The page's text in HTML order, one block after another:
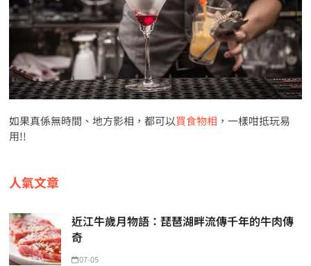
如果真係無時間、地方影相，都可以買食物相 ，一樣咁抵玩易
用!!
人氣文章
近江牛歲月物語：琵琶湖畔流傳千年的牛肉傳
奇
07-05